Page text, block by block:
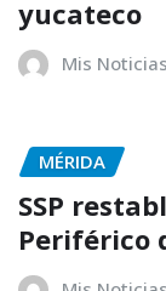
yucateco
Mis Noticias
MÉRIDA
SSP
Periférico